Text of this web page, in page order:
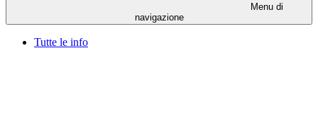
Menu di
navigazione
Tutte le info